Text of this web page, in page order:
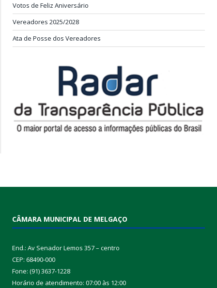
Votos de Feliz Aniversário
Vereadores 2025/2028
Ata de Posse dos Vereadores
CÂMARA MUNICIPAL DE MELGAÇO
End.: Av Senador Lemos 357 – centro
CEP: 68490-000
Fone: (91) 3637-1228
Horário de atendimento: 07:00 às 12:00